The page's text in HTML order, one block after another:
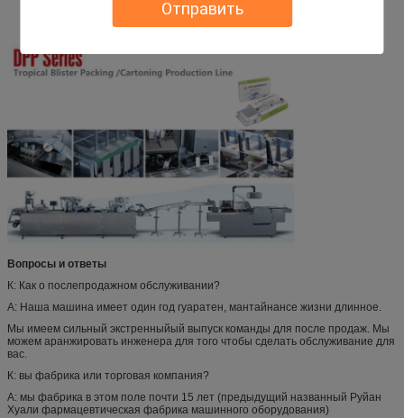
Отправить
оборудование упаковки для медицины, еды и других предприятий
Смогите быть конструировано согласно требованиям клиента
Вопросы и ответы
К: Как о послепродажном обслуживании?
А: Наша машина имеет один год гуаратен, мантайнансе жизни длинное.
Мы имеем сильный экстренныйый выпуск команды для после продаж. Мы
можем аранжировать инженера для того чтобы сделать обслуживание для
вас.
К: вы фабрика или торговая компания?
А: мы фабрика в этом поле почти 15 лет (предыдущий названный Руйан
Хуали фармацевтическая фабрика машинного оборудования)